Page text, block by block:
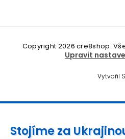
Vytvořil
Copyright 2026cre8shop.
Upravit
Stojíme za